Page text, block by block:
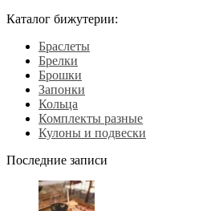
Каталог бижутерии:
Браслеты
Брелки
Брошки
Запонки
Кольца
Комплекты разные
Кулоны и подвески
Последние записи